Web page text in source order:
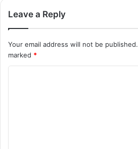
Leave a Reply
Your email address will not be published.
marked *